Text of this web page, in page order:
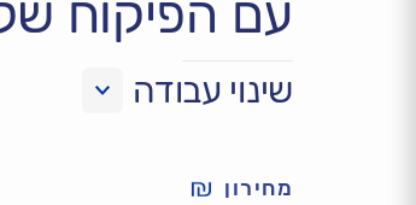
עם הפיקוח
שינוי עבודה
מחירון